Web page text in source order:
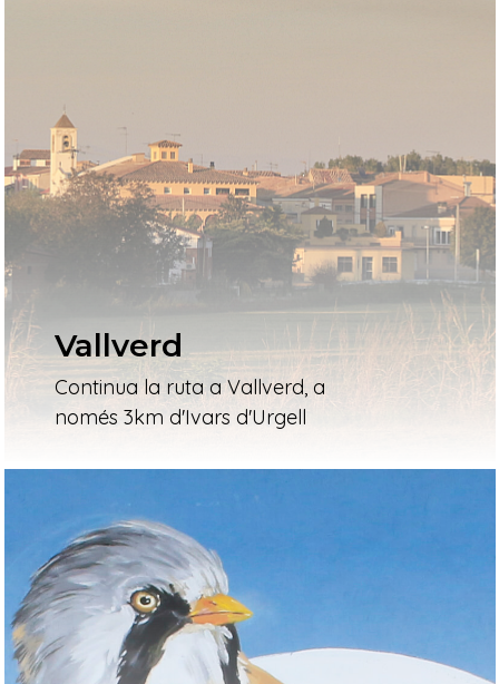
Vallverd
Continua la ruta a Vallverd, a
només 3km d'Ivars d'Urgell